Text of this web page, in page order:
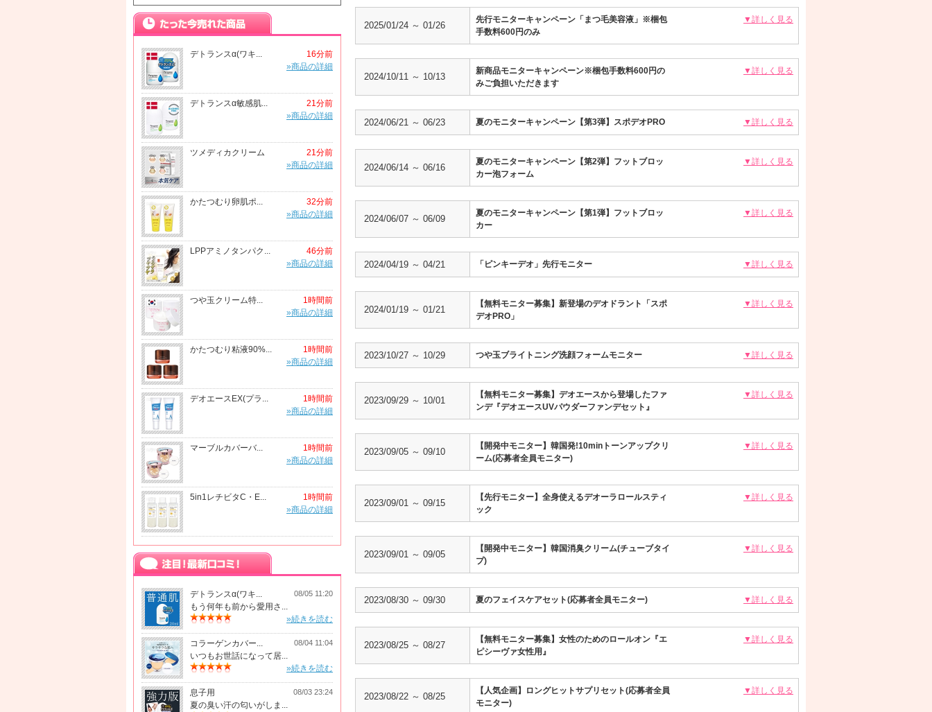
デトランスα(ワキ...
16分前
»商品の詳細
デトランスα敏感肌...
21分前
»商品の詳細
ツメディカクリーム
21分前
»商品の詳細
かたつむり卵肌ポ...
32分前
»商品の詳細
LPPアミノタンパク...
46分前
»商品の詳細
つや玉クリーム特...
1時間前
»商品の詳細
かたつむり粘液90%...
1時間前
»商品の詳細
デオエースEX(プラ...
1時間前
»商品の詳細
マーブルカバーバ...
1時間前
»商品の詳細
5in1レチビタC・E...
1時間前
»商品の詳細
デトランスα(ワキ... 08/05 11:20
もう何年も前から愛用さ...
»続きを読む
コラーゲンカバー... 08/04 11:04
いつもお世話になって居...
»続きを読む
息子用 08/03 23:24
夏の臭い汗の匂いがしま...
2025/01/24 ～ 01/26
先行モニターキャンペーン「まつ毛美容液」※梱包
手数料600円のみ
▼詳しく見る
2024/10/11 ～ 10/13
新商品モニターキャンペーン※梱包手数料600円の
みご負担いただきます
▼詳しく見る
2024/06/21 ～ 06/23 夏のモニターキャンペーン【第3弾】スポデオPRO ▼詳しく見る
2024/06/14 ～ 06/16
夏のモニターキャンペーン【第2弾】フットブロッ
カー泡フォーム
▼詳しく見る
2024/06/07 ～ 06/09
夏のモニターキャンペーン【第1弾】フットブロッ
カー
▼詳しく見る
2024/04/19 ～ 04/21 「ピンキーデオ」先行モニター ▼詳しく見る
2024/01/19 ～ 01/21
【無料モニター募集】新登場のデオドラント「スポ
デオPRO」
▼詳しく見る
2023/10/27 ～ 10/29 つや玉ブライトニング洗顔フォームモニター ▼詳しく見る
2023/09/29 ～ 10/01
【無料モニター募集】デオエースから登場したファ
ンデ『デオエースUVパウダーファンデセット』
▼詳しく見る
2023/09/05 ～ 09/10
【開発中モニター】韓国発!10minトーンアップクリ
ーム(応募者全員モニター)
▼詳しく見る
2023/09/01 ～ 09/15
【先行モニター】全身使えるデオーラロールスティ
ック
▼詳しく見る
2023/09/01 ～ 09/05
【開発中モニター】韓国消臭クリーム(チューブタイ
プ)
▼詳しく見る
2023/08/30 ～ 09/30 夏のフェイスケアセット(応募者全員モニター) ▼詳しく見る
2023/08/25 ～ 08/27
【無料モニター募集】女性のためのロールオン『エ
ピシーヴァ女性用』
▼詳しく見る
2023/08/22 ～ 08/25
【人気企画】ロングヒットサプリセット(応募者全員
モニター)
▼詳しく見る